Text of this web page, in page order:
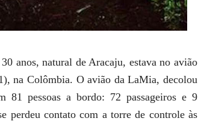
anos, natural de Aracaju, estava no avião
na Colômbia. O avião da LaMia, decolou
pessoas a bordo: 72 passageiros e 9
perdeu contato com a torre de controle às